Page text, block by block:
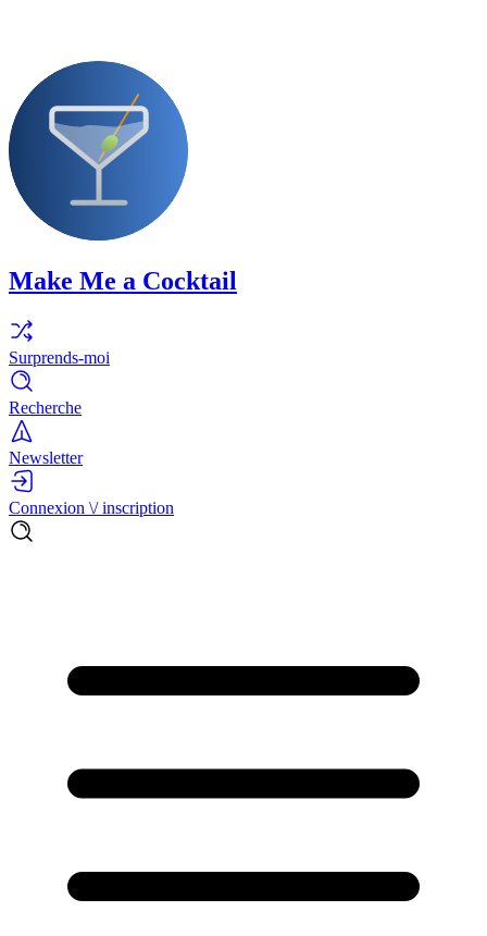
Make Me a Cocktail
Surprends-moi
Recherche
Newsletter
Connexion \/ inscription